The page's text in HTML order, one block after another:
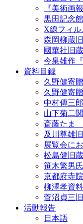
『美術画
黒田記念
X線フィ
森岡柳蔵
國華社旧
今泉雄作
資料目録
久野健寄
久野健寄
中村傳三
山下菊二
斎藤たま
及川尊雄
展覧会に
松島健旧
笹木繁男
京都府寺
柳澤孝資
菅沼貞三
活動報告
日本語